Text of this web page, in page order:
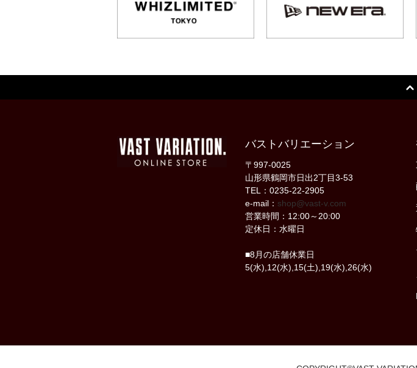
バストバリエーション
〒997-0025
山形県鶴岡市日出2丁目3-53
TEL：0235-22-2905
e-mail： shop@vast-v.com
営業時間：12:00～20:00
定休日：水曜日
■8月の店舗休業日
5(水),12(水),15(土),19(水),26(水)